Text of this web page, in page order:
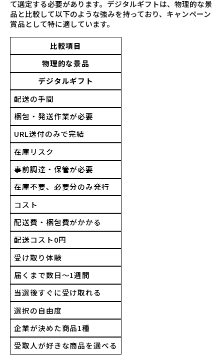
て選定する必要があります。デジタルギフトは、物理的な景
品と比較して以下のような強みを持っており、キャンペーン
賞品として特に適しています。
比較項目
物理的な景品
デジタルギフト
配送の手間
梱包・発送作業が必要
URL送付のみで完結
在庫リスク
事前調達・保管が必要
在庫不要、必要分のみ発行
コスト
配送費・梱包費がかかる
配送コスト0円
受け取り体験
届くまで数日～1週間
当選後すぐに受け取れる
選択の自由度
企業が決めた商品1種
受取人が好きな商品を選べる